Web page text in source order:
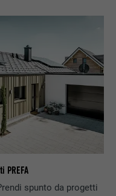
spunto da progetti
di inserzionisti terzi.
per
le azioni dell’utente